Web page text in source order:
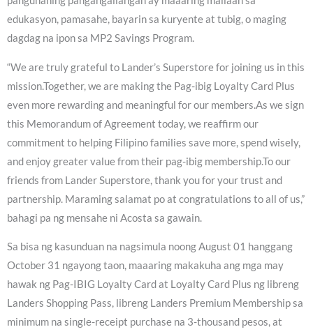
edukasyon, pamasahe, bayarin sa kuryente at tubig, o maging
dagdag na ipon sa MP2 Savings Program.
“We are truly grateful to Lander’s Superstore for joining us in this
mission.Together, we are making the Pag-ibig Loyalty Card Plus
even more rewarding and meaningful for our members.As we sign
this Memorandum of Agreement today, we reaffirm our
commitment to helping Filipino families save more, spend wisely,
and enjoy greater value from their pag-ibig membership.To our
friends from Lander Superstore, thank you for your trust and
partnership. Maraming salamat po at congratulations to all of us,”
bahagi pa ng mensahe ni Acosta sa gawain.
Sa bisa ng kasunduan na nagsimula noong August 01 hanggang
October 31 ngayong taon, maaaring makakuha ang mga may
hawak ng Pag-IBIG Loyalty Card at Loyalty Card Plus ng libreng
Landers Shopping Pass, libreng Landers Premium Membership sa
minimum na single-receipt purchase na 3-thousand pesos, at